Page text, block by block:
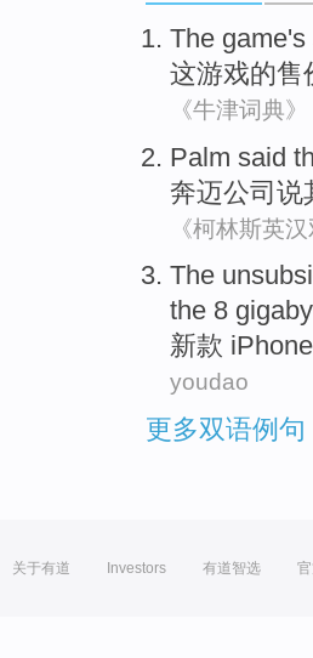
The game's
这游戏的售
《牛津词典》
Palm said
奔迈公司 说
《柯林斯英
The
the 8
新款 iPhone
youdao
更多双语例句
关于有道 Investors 有道智选